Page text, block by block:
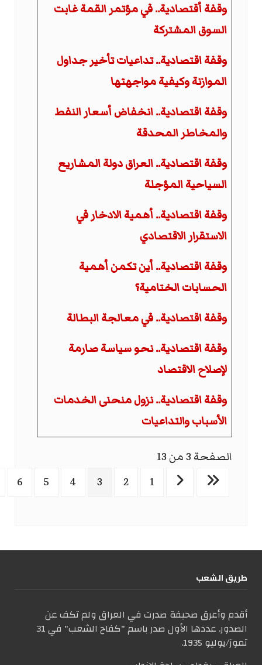
وقفة أقتصادية.. في مؤتمر القمة غابت
السوق المشتركة
وقفة اقتصادية.. تداعيات تأخير جداول
الموازنة وكيفية مواجهتها
وقفة اقتصادية.. انخفاض أسعار النفط
والمخاطر المحدقة
وقفة اقتصادية.. العراق دولة المشاريع
السياحية المؤجلة
وقفة اقتصادية.. أهمية الادخار في
الاستقرار الاقتصادي
وقفة اقتصادية.. أين تكمن أهمية
الحسابات الختامية؟
وقفة اقتصادية.. في معالجة البطالة
وقفة اقتصادية.. نحو سياسة صارمة
لإصلاح الاقتصاد
وقفة اقتصادية.. نزول منحنى الخدمات
الأسباب والتداعيات
الصفحة 3 من 13
1
2
3
4
5
6
طریق الشعب
أقدم وأعرق صحيفة صدرت في العراق ولم تكف عن
الصدور. عددها الأول صدر باسم "كفاح الشعب" في 31
تموز/يوليو 1935.